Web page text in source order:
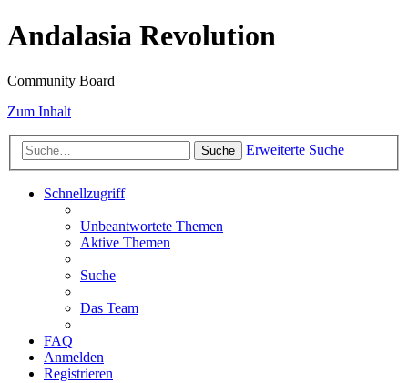
Andalasia Revolution
Community Board
Zum Inhalt
Suche Erweiterte Suche
Schnellzugriff
Unbeantwortete Themen
Aktive Themen
Suche
Das Team
FAQ
Anmelden
Registrieren